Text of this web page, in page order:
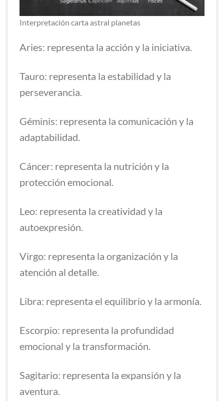
Interpretación carta astral planetas
Aries: representa la acción y la iniciativa.
Tauro: representa la estabilidad y la
perseverancia.
Géminis: representa la comunicación y la
adaptabilidad.
Cáncer: representa la nutrición y la
protección emocional.
Leo: representa la creatividad y la
autoexpresión.
Virgo: representa la organización y la
atención al detalle.
Libra: representa el equilibrio y la armonía.
Escorpio: representa la profundidad
emocional y la transformación.
Sagitario: representa la expansión y la
aventura.